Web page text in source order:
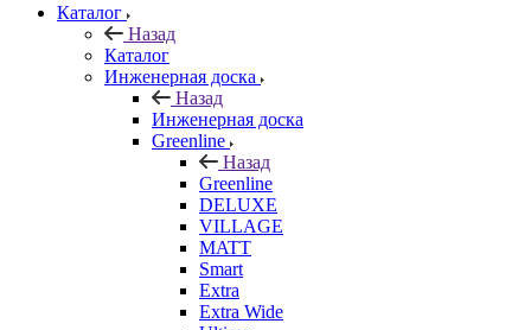
Каталог
Назад
Каталог
Инженерная доска
Назад
Инженерная доска
Greenline
Назад
Greenline
DELUXE
VILLAGE
MATT
Smart
Extra
Extra Wide